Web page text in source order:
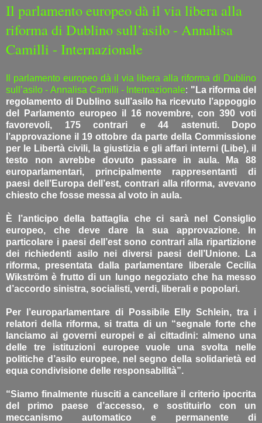
Il parlamento europeo dà il via libera alla
riforma di Dublino sull’asilo - Annalisa
Camilli - Internazionale
Il parlamento europeo dà il via libera alla riforma di Dublino
sull’asilo - Annalisa Camilli - Internazionale: "La riforma del
regolamento di Dublino sull’asilo ha ricevuto l’appoggio
del Parlamento europeo il 16 novembre, con 390 voti
favorevoli, 175 contrari e 44 astenuti. Dopo
l’approvazione il 19 ottobre da parte della Commissione
per le Libertà civili, la giustizia e gli affari interni (Libe), il
testo non avrebbe dovuto passare in aula. Ma 88
europarlamentari, principalmente rappresentanti di
paesi dell’Europa dell’est, contrari alla riforma, avevano
chiesto che fosse messa al voto in aula.
È l’anticipo della battaglia che ci sarà nel Consiglio
europeo, che deve dare la sua approvazione. In
particolare i paesi dell’est sono contrari alla ripartizione
dei richiedenti asilo nei diversi paesi dell’Unione. La
riforma, presentata dalla parlamentare liberale Cecilia
Wikström è frutto di un lungo negoziato che ha messo
d’accordo sinistra, socialisti, verdi, liberali e popolari.
Per l’europarlamentare di Possibile Elly Schlein, tra i
relatori della riforma, si tratta di un “segnale forte che
lanciamo ai governi europei e ai cittadini: almeno una
delle tre istituzioni europee vuole una svolta nelle
politiche d’asilo europee, nel segno della solidarietà ed
equa condivisione delle responsabilità”.
“Siamo finalmente riusciti a cancellare il criterio ipocrita
del primo paese d’accesso, e sostituirlo con un
meccanismo automatico e permanente di